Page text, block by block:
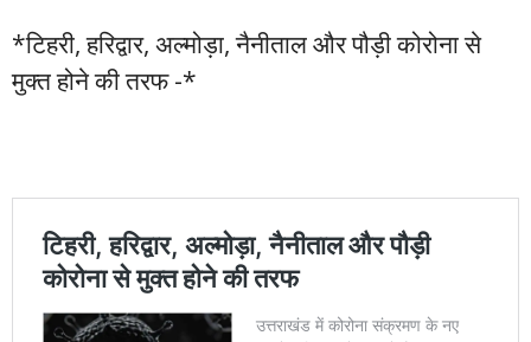
*टिहरी, हरिद्वार, अल्मोड़ा, नैनीताल और पौड़ी कोरोना से
मुक्त होने की तरफ -*